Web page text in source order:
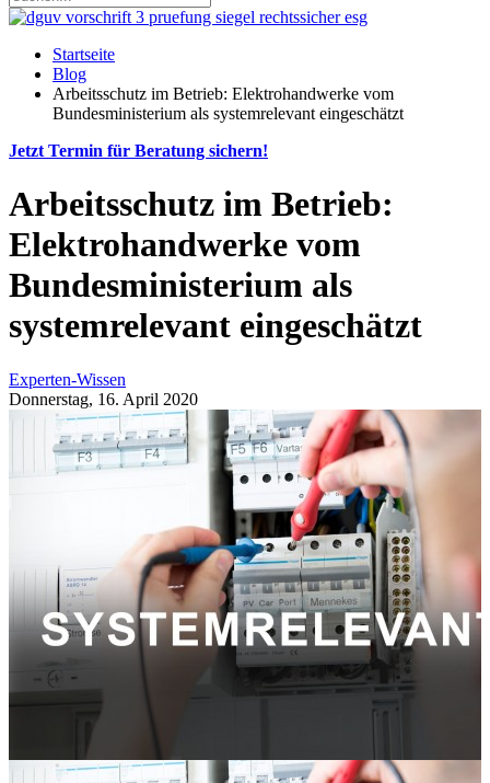
Startseite
Blog
Arbeitsschutz im Betrieb: Elektrohandwerke vom
Bundesministerium als systemrelevant eingeschätzt
Jetzt Termin für Beratung sichern!
Arbeitsschutz im Betrieb:
Elektrohandwerke vom
Bundesministerium als
systemrelevant eingeschätzt
Experten-Wissen
Donnerstag, 16. April 2020